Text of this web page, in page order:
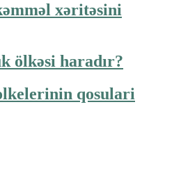
xəritəsini
ölkəsi haradır?
qosulari